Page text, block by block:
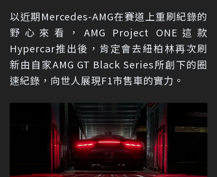
以近期Mercedes-AMG在賽道上重刷紀錄的
野心來看，AMG Project ONE這款
Hypercar推出後，肯定會去紐柏林再次刷
新由自家AMG GT Black Series所創下的圈
速紀錄，向世人展現F1市售車的實力。